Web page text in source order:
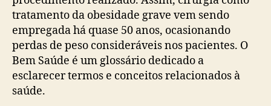
tratamento da obesidade grave vem sendo
empregada há quase 50 anos, ocasionando
perdas de peso consideráveis nos pacientes. O
Bem Saúde é um glossário dedicado a
esclarecer termos e conceitos relacionados à
saúde.